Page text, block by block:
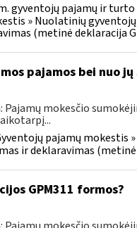
gyventojų pajamų ir
» Nuolatinių
(metinė deklaracija
pajamos bei nuo
mokesčio
pajamų mokestis
ir deklaravimas
GPM311 formos?